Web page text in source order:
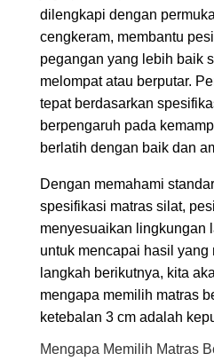
dilengkapi dengan
cengkeram, membantu
pegangan yang lebih baik
melompat atau berputar.
tepat berdasarkan
berpengaruh pada
berlatih dengan baik dan
Dengan memahami
spesifikasi matras silat,
menyesuaikan lingkungan
untuk mencapai hasil yang
langkah berikutnya, kita
mengapa memilih matras
ketebalan 3 cm adalah
Mengapa Memilih Matras